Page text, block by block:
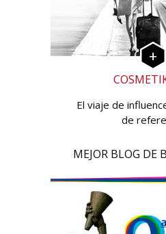
El viaje de
de
MEJOR BLOG DE